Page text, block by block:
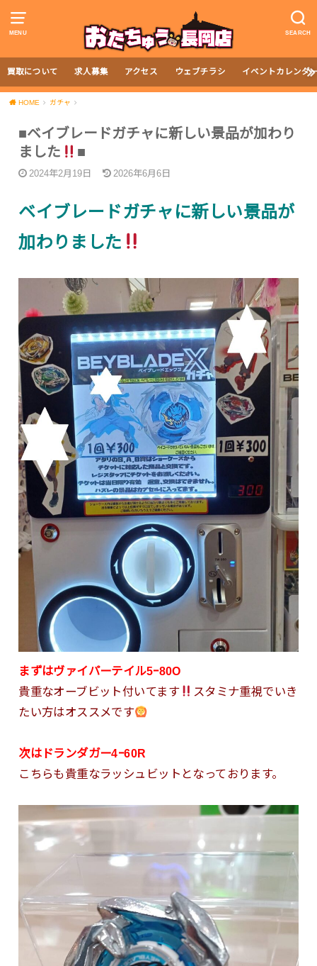
MENU SEARCH
買取について 求人募集 アクセス ウェブチラシ イベントカレンダ
HOME ガチャ
■ベイブレードガチャに新しい景品が加わり
ました
■
2024年2月19日 2026年6月6日
ベイブレードガチャに新しい景品が
加わりました
まずはヴァイパーテイル5ｰ80O
貴重なオーブビット付いてます
スタミナ重視でいき
たい方はオススメです
次はドランダガー4ｰ60R
こちらも貴重なラッシュビットとなっております。